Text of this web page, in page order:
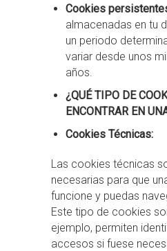
Cookies
almacenadas en tu
un periodo
variar desde unos
años.
¿QUÉ TIPO DE
ENCONTRAR EN
Cookies Técnicas:
Las cookies técnicas
necesarias para que
funcione y puedas
Este tipo de cookies
ejemplo, permiten
accesos si fuese